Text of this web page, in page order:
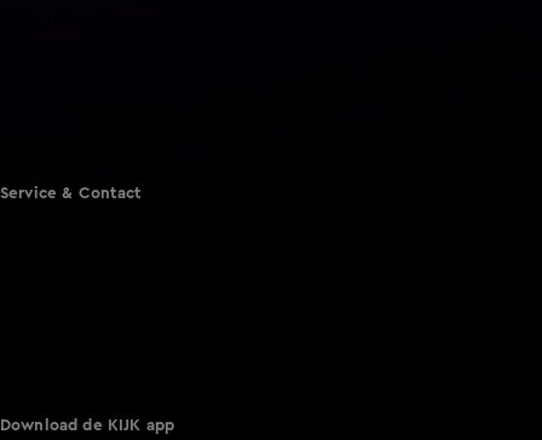
Service & Contact
Download de KIJK app